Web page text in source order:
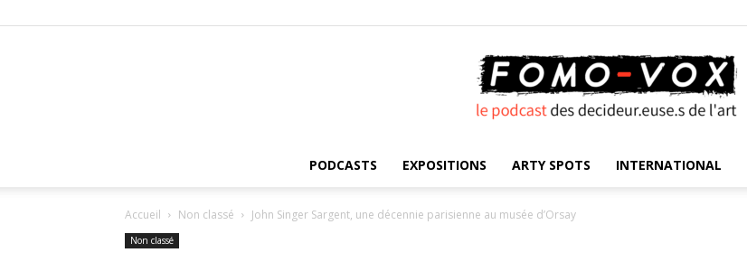
PODCASTS EXPOSITIONS ARTY SPOTS INTERNATIONAL
Accueil Non classé John Singer Sargent, une décennie parisienne au musée d’Orsay
Non classé